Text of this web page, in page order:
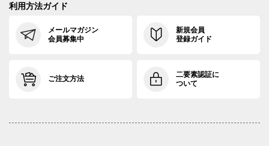
利用方法ガイド
メールマガジン
会員募集中
新規会員
登録ガイド
ご注文方法
二要素認証に
ついて